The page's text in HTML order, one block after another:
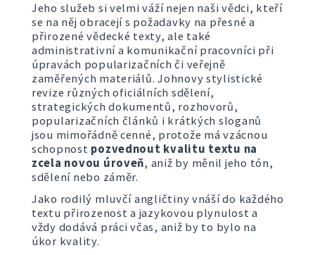
Jeho služeb si velmi váží nejen naši vědci, kteří
se na něj obracejí s požadavky na přesné a
přirozené vědecké texty, ale také
administrativní a komunikační pracovníci při
úpravách popularizačních či veřejně
zaměřených materiálů. Johnovy stylistické
revize různých oficiálních sdělení,
strategických dokumentů, rozhovorů,
popularizačních článků i krátkých sloganů
jsou mimořádně cenné, protože má vzácnou
schopnost pozvednout kvalitu textu na
zcela novou úroveň, aniž by měnil jeho tón,
sdělení nebo záměr.
Jako rodilý mluvčí angličtiny vnáší do každého
textu přirozenost a jazykovou plynulost a
vždy dodává práci včas, aniž by to bylo na
úkor kvality.